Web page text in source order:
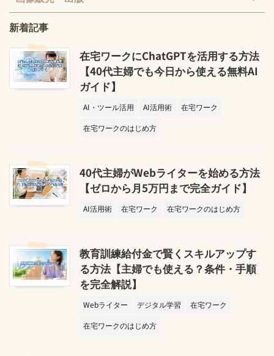
新着記事
在宅ワークにChatGPTを活用する方法
【40代主婦でも今日から使える無料AI
ガイド】
AI・ツール活用 AI活用術
在宅ワーク
在宅ワークのはじめ方
40代主婦がWebライターを始める方法
【ゼロから月5万円まで完全ガイド】
AI活用術 在宅ワーク 在宅ワークのはじめ方
教育訓練給付金で賢くスキルアップす
る方法【主婦でも使える？条件・手順
を完全解説】
Webライター デジタル学習
在宅ワーク
在宅ワークのはじめ方